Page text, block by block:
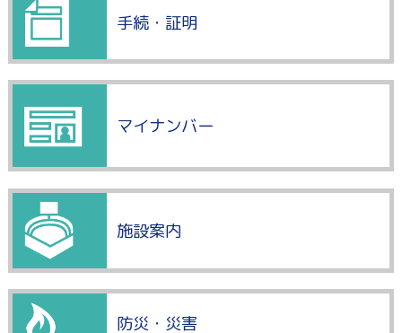
手続・証明
マイナンバー
施設案内
防災・災害